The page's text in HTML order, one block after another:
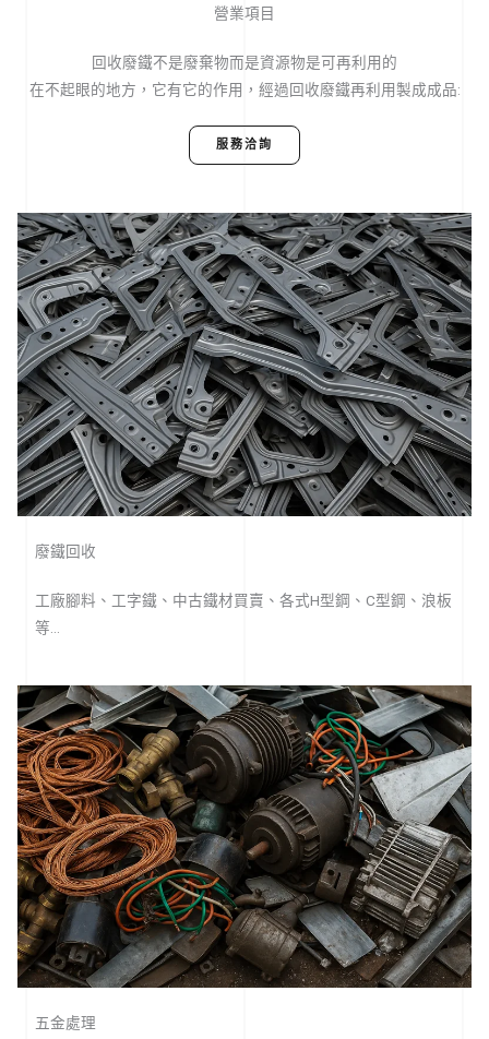
營業項目
回收廢鐵不是廢棄物而是資源物是可再利用的
在不起眼的地方，它有它的作用，經過回收廢鐵再利用製成成品:
服務洽詢
廢鐵回收
工廠腳料、工字鐵、中古鐵材買賣、各式H型鋼、C型鋼、浪板
等…
五金處理